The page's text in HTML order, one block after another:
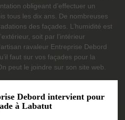
obligeant d’effectuer un
tous les dix ans. De nombreuses
des façades. L’humidité est
soit par l’intérieur
ravaleur Entreprise Debord
faut sur vos façades pour la
peut le joindre sur son site web.
Debord intervient pour
à Labatut